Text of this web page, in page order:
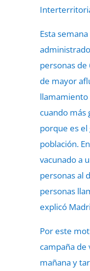
Esta
personas de
de mayor
llamamiento
cuando más
porque es
población.
vacunado a
personas al
personas
explicó
Por este
campaña de
mañana y